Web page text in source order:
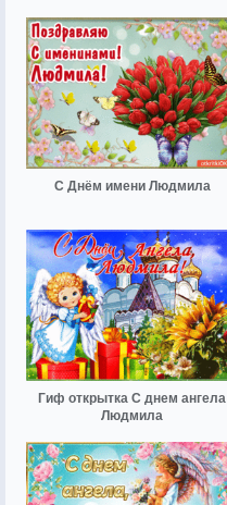
С Днём имени Людмила
Гиф открытка С днем ангела
Людмила